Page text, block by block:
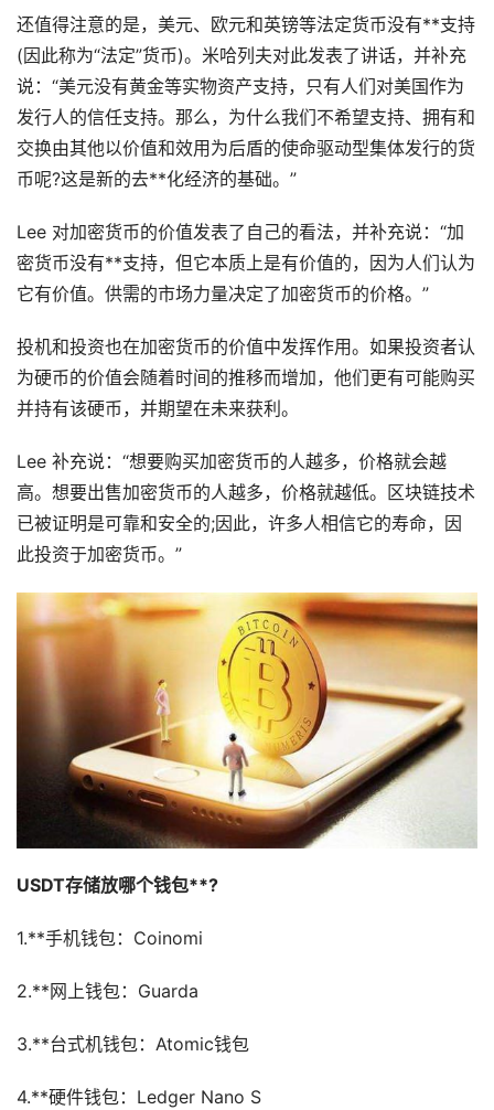
还值得注意的是，美元、欧元和英镑等法定货币没有**支持
(因此称为“法定”货币)。米哈列夫对此发表了讲话，并补充
说：“美元没有黄金等实物资产支持，只有人们对美国作为
发行人的信任支持。那么，为什么我们不希望支持、拥有和
交换由其他以价值和效用为后盾的使命驱动型集体发行的货
币呢?这是新的去**化经济的基础。”
Lee 对加密货币的价值发表了自己的看法，并补充说：“加
密货币没有**支持，但它本质上是有价值的，因为人们认为
它有价值。供需的市场力量决定了加密货币的价格。”
投机和投资也在加密货币的价值中发挥作用。如果投资者认
为硬币的价值会随着时间的推移而增加，他们更有可能购买
并持有该硬币，并期望在未来获利。
Lee 补充说：“想要购买加密货币的人越多，价格就会越
高。想要出售加密货币的人越多，价格就越低。区块链技术
已被证明是可靠和安全的;因此，许多人相信它的寿命，因
此投资于加密货币。”
USDT存储放哪个钱包**?
1.**手机钱包：Coinomi
2.**网上钱包：Guarda
3.**台式机钱包：Atomic钱包
4.**硬件钱包：Ledger Nano S